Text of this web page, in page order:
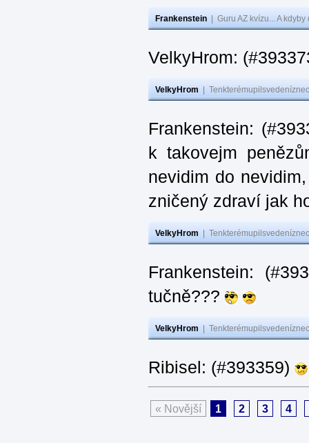
Frankenstein Guru AZ kvízu... A
VelkyHrom:
VelkyHrom
Frankenstein:
k takovejm
nevidim do
zničený zdraví jak
VelkyHrom
Frankenstein:
tučně???
VelkyHrom
Ribisel: (#393359)
« Novější 1 2 3 4